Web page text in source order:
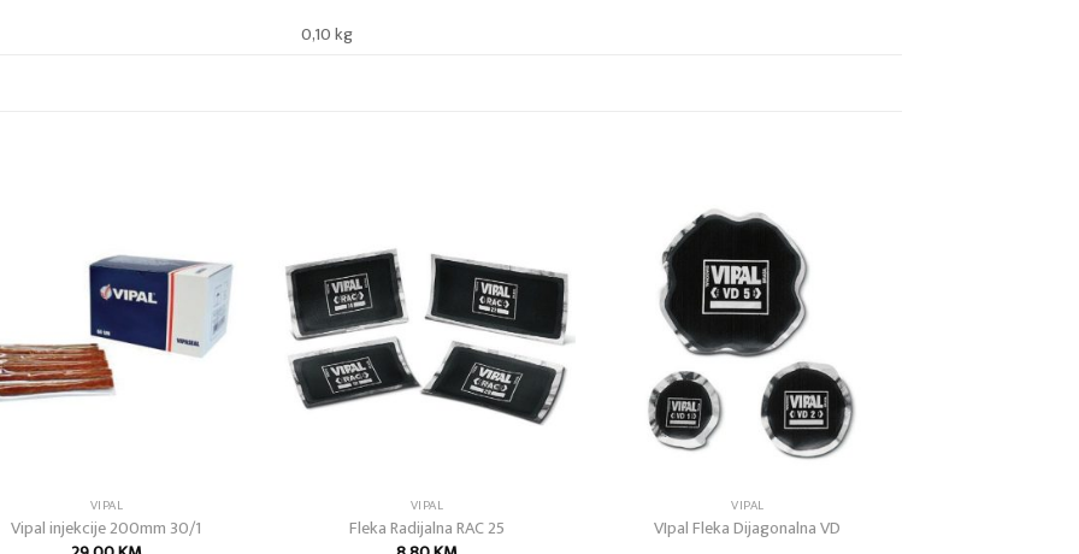
0,10 kg
wishlist
VIPAL
Vipal injekcije 200mm 30/1
wishlist
VIPAL
Fleka Radijalna RAC 25
VIPAL
VIpal Fleka Dijagonalna VD